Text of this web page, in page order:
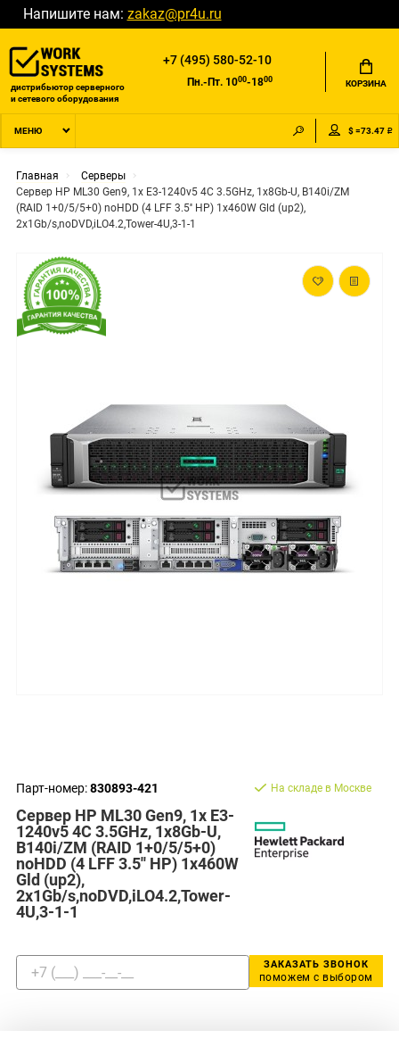
Напишите нам: zakaz@pr4u.ru
дистрибьютор серверного
и сетевого оборудования
+7 (495) 580-52-10
Пн.-Пт. 1000-1800 КОРЗИНА
МЕНЮ $ =73.47 ₽
Главная
Серверы
Сервер HP ML30 Gen9, 1x E3-1240v5 4C 3.5GHz, 1x8Gb-U, B140i/ZM
(RAID 1+0/5/5+0) noHDD (4 LFF 3.5'' HP) 1x460W Gld (up2),
2x1Gb/s,noDVD,iLO4.2,Tower-4U,3-1-1
Парт-номер:830893-421
Сервер HP ML30 Gen9, 1x E3-
1240v5 4C 3.5GHz, 1x8Gb-U,
B140i/ZM (RAID 1+0/5/5+0)
noHDD (4 LFF 3.5'' HP) 1x460W
Gld (up2),
2x1Gb/s,noDVD,iLO4.2,Tower-
4U,3-1-1
На складе в Москве
ЗАКАЗАТЬ ЗВОНОК
поможем с выбором